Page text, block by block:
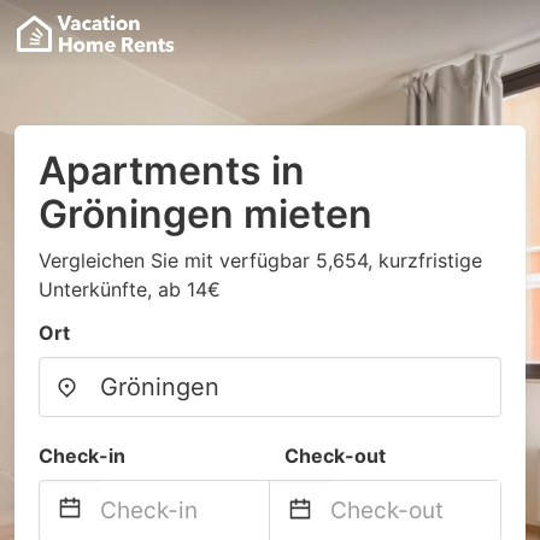
Apartments in
Gröningen mieten
Vergleichen Sie mit verfügbar 5,654, kurzfristige
Unterkünfte, ab 14€
Ort
Check-in Check-out